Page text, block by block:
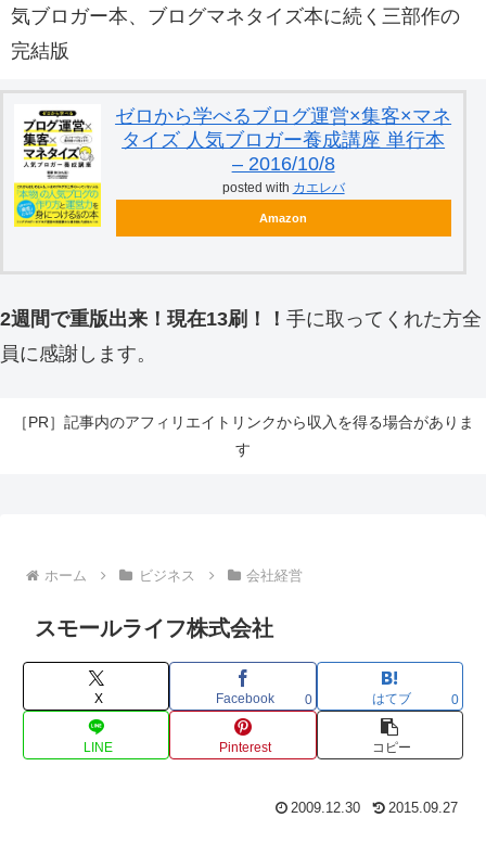
気ブロガー本、ブログマネタイズ本に続く三部作の
完結版
ゼロから学べるブログ運営×集客×マネ
タイズ 人気ブロガー養成講座 単行本
– 2016/10/8
posted with カエレバ
Amazon
2週間で重版出来！現在13刷！！ 手に取ってくれた方全
員に感謝します。
［PR］記事内のアフィリエイトリンクから収入を得る場合がありま
す
ホーム ビジネス 会社経営
スモールライフ株式会社
X Facebook 0 はてブ 0
LINE Pinterest コピー
2009.12.30 2015.09.27